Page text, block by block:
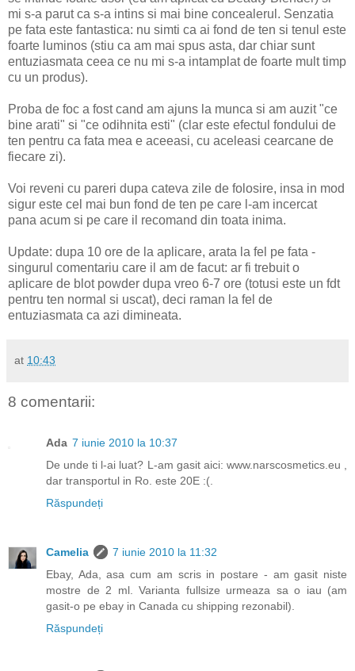
mi s-a parut ca s-a intins si mai bine concealerul. Senzatia
pe fata este fantastica: nu simti ca ai fond de ten si tenul este
foarte luminos (stiu ca am mai spus asta, dar chiar sunt
entuziasmata ceea ce nu mi s-a intamplat de foarte mult timp
cu un produs).
Proba de foc a fost cand am ajuns la munca si am auzit "ce
bine arati" si "ce odihnita esti" (clar este efectul fondului de
ten pentru ca fata mea e aceeasi, cu aceleasi cearcane de
fiecare zi).
Voi reveni cu pareri dupa cateva zile de folosire, insa in mod
sigur este cel mai bun fond de ten pe care l-am incercat
pana acum si pe care il recomand din toata inima.
Update: dupa 10 ore de la aplicare, arata la fel pe fata -
singurul comentariu care il am de facut: ar fi trebuit o
aplicare de blot powder dupa vreo 6-7 ore (totusi este un fdt
pentru ten normal si uscat), deci raman la fel de
entuziasmata ca azi dimineata.
at 10:43
8 comentarii:
Ada 7 iunie 2010 la 10:37
De unde ti l-ai luat? L-am gasit aici: www.narscosmetics.eu ,
dar transportul in Ro. este 20E :(.
Răspundeți
Camelia
7 iunie 2010 la 11:32
Ebay, Ada, asa cum am scris in postare - am gasit niste
mostre de 2 ml. Varianta fullsize urmeaza sa o iau (am
gasit-o pe ebay in Canada cu shipping rezonabil).
Răspundeți